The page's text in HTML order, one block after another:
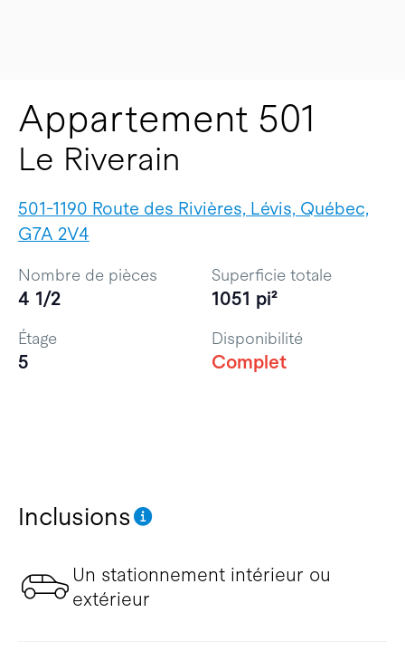
Appartement 501
Le Riverain
501-1190 Route des Rivières, Lévis, Québec,
G7A 2V4
Inclusions
Un stationnement intérieur ou
extérieur
Nombre de pièces
4 1/2
Superficie totale
1051 pi²
Étage
5
Disponibilité
Complet